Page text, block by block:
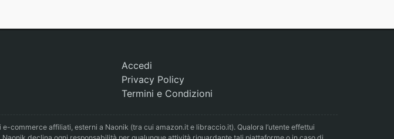
Accedi
Privacy Policy
Termini e Condizioni